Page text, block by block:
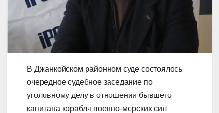
В Джанкойском районном суде состоялось
очередное судебное заседание по
уголовному делу в отношении бывшего
капитана корабля военно-морских сил